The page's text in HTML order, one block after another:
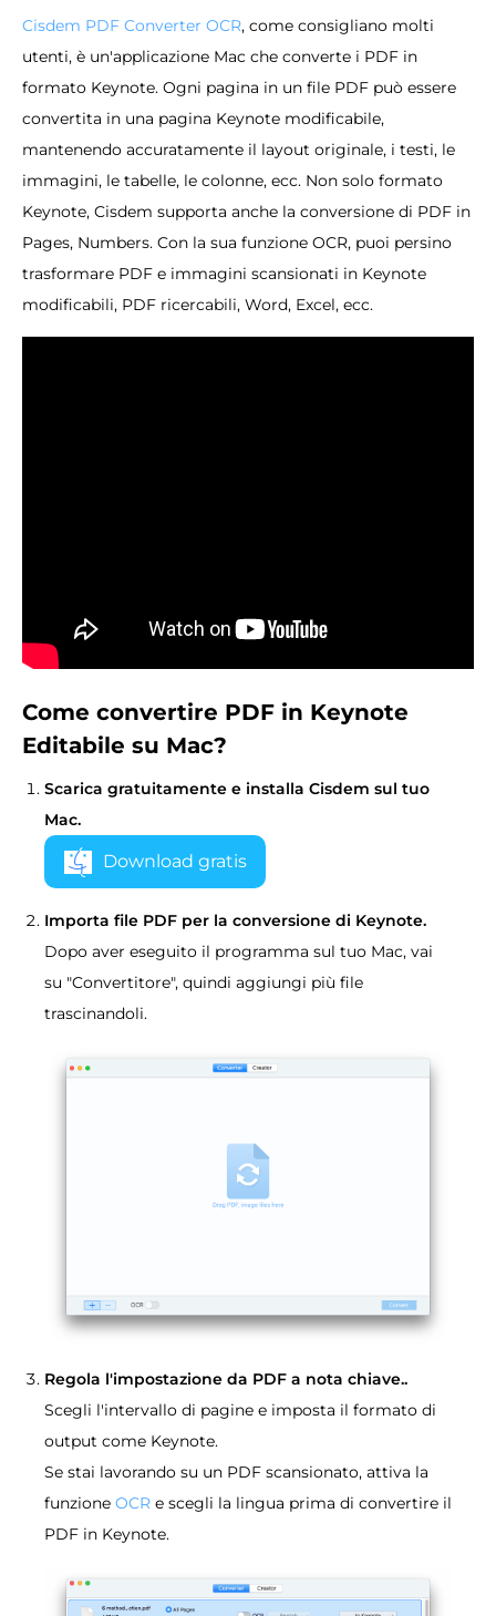
Cisdem PDF Converter OCR, come consigliano molti
utenti, è un'applicazione Mac che converte i PDF in
formato Keynote. Ogni pagina in un file PDF può essere
convertita in una pagina Keynote modificabile,
mantenendo accuratamente il layout originale, i testi, le
immagini, le tabelle, le colonne, ecc. Non solo formato
Keynote, Cisdem supporta anche la conversione di PDF in
Pages, Numbers. Con la sua funzione OCR, puoi persino
trasformare PDF e immagini scansionati in Keynote
modificabili, PDF ricercabili, Word, Excel, ecc.
Come convertire PDF in Keynote
Editabile su Mac?
Scarica gratuitamente e installa Cisdem sul tuo
Mac.
Download gratis
Importa file PDF per la conversione di Keynote.
Dopo aver eseguito il programma sul tuo Mac, vai
su "Convertitore", quindi aggiungi più file
trascinandoli.
Regola l'impostazione da PDF a nota chiave..
Scegli l'intervallo di pagine e imposta il formato di
output come Keynote.
Se stai lavorando su un PDF scansionato, attiva la
funzione OCR e scegli la lingua prima di convertire il
PDF in Keynote.